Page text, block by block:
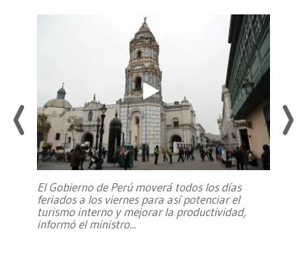
El Gobierno de Perú moverá todos los días
feriados a los viernes para así potenciar el
turismo interno y mejorar la productividad,
informó el ministro...